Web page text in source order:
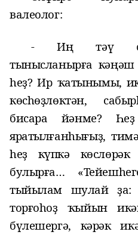
валеолог:
-Иң тәү
тынысланырға
һеҙ? Ир ҡатынымы,
көсһөҙлөктән,
бисара йәнме?
яратылғанһығыҙ,
һеҙ күпкә
булырға…
тыйылам шулай ҙа:
торғоһоҙ ҡыйын
бүлешергә, кәрәк